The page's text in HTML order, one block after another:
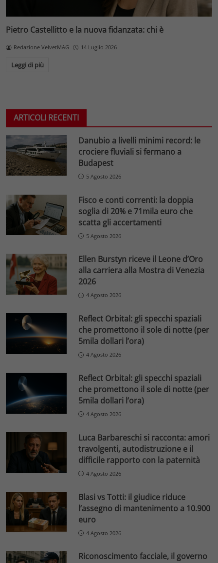
Pietro Castellitto e la nuova fidanzata: chi è
Redazione VelvetMAG 14 Luglio 2026
Leggi di più
ARTICOLI RECENTI
Danubio a livelli minimi record: le
crociere fluviali si fermano a
Budapest
5 Agosto 2026
Fisco e conti correnti: la doppia
soglia di 20% e 71mila euro che
scatta gli accertamenti
5 Agosto 2026
Ellen Burstyn riceve il Leone d’Oro
alla carriera alla Mostra di Venezia
2026
4 Agosto 2026
Reflect Orbital: gli specchi spaziali
che promettono il sole di notte (per
5mila dollari l’ora)
4 Agosto 2026
Reflect Orbital: gli specchi spaziali
che promettono il sole di notte (per
5mila dollari l’ora)
4 Agosto 2026
Luca Barbareschi si racconta: amori
travolgenti, autodistruzione e il
difficile rapporto con la paternità
4 Agosto 2026
Blasi vs Totti: il giudice riduce
l’assegno di mantenimento a 10.900
euro
4 Agosto 2026
Riconoscimento facciale, il governo